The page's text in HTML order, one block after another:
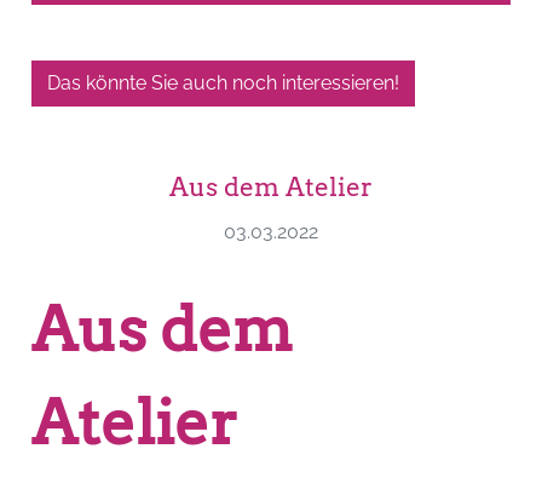
Das könnte Sie auch noch interessieren!
Aus dem Atelier
03.03.2022
Aus dem
Atelier